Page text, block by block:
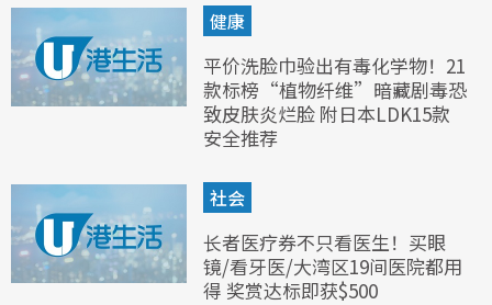
健康
平价洗脸巾验出有毒化学物！21
款标榜“植物纤维”暗藏剧毒恐
致皮肤炎烂脸 附日本LDK15款
安全推荐
社会
长者医疗券不只看医生！买眼
镜/看牙医/大湾区19间医院都用
得 奖赏达标即获$500